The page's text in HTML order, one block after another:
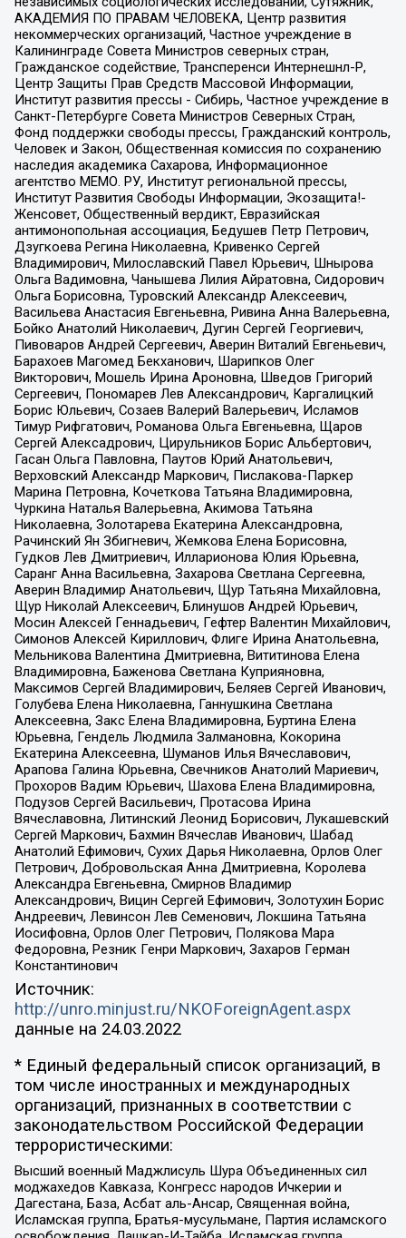
АКАДЕМИЯ ПО ПРАВАМ ЧЕЛОВЕКА, Центр развития
некоммерческих организаций, Частное учреждение в
Калининграде Совета Министров северных стран,
Гражданское содействие, Трансперенси Интернешнл-Р,
Центр Защиты Прав Средств Массовой Информации,
Институт развития прессы - Сибирь, Частное учреждение в
Санкт-Петербурге Совета Министров Северных Стран,
Фонд поддержки свободы прессы, Гражданский контроль,
Человек и Закон, Общественная комиссия по сохранению
наследия академика Сахарова, Информационное
агентство МЕМО. РУ, Институт региональной прессы,
Институт Развития Свободы Информации, Экозащита!-
Женсовет, Общественный вердикт, Евразийская
антимонопольная ассоциация, Бедушев Петр Петрович,
Дзугкоева Регина Николаевна, Кривенко Сергей
Владимирович, Милославский Павел Юрьевич, Шнырова
Ольга Вадимовна, Чанышева Лилия Айратовна, Сидорович
Ольга Борисовна, Туровский Александр Алексеевич,
Васильева Анастасия Евгеньевна, Ривина Анна Валерьевна,
Бойко Анатолий Николаевич, Дугин Сергей Георгиевич,
Пивоваров Андрей Сергеевич, Аверин Виталий Евгеньевич,
Барахоев Магомед Бекханович, Шарипков Олег
Викторович, Мошель Ирина Ароновна, Шведов Григорий
Сергеевич, Пономарев Лев Александрович, Каргалицкий
Борис Юльевич, Созаев Валерий Валерьевич, Исламов
Тимур Рифгатович, Романова Ольга Евгеньевна, Щаров
Сергей Алексадрович, Цирульников Борис Альбертович,
Гасан Ольга Павловна, Паутов Юрий Анатольевич,
Верховский Александр Маркович, Пислакова-Паркер
Марина Петровна, Кочеткова Татьяна Владимировна,
Чуркина Наталья Валерьевна, Акимова Татьяна
Николаевна, Золотарева Екатерина Александровна,
Рачинский Ян Збигневич, Жемкова Елена Борисовна,
Гудков Лев Дмитриевич, Илларионова Юлия Юрьевна,
Саранг Анна Васильевна, Захарова Светлана Сергеевна,
Аверин Владимир Анатольевич, Щур Татьяна Михайловна,
Щур Николай Алексеевич, Блинушов Андрей Юрьевич,
Мосин Алексей Геннадьевич, Гефтер Валентин Михайлович,
Симонов Алексей Кириллович, Флиге Ирина Анатольевна,
Мельникова Валентина Дмитриевна, Вититинова Елена
Владимировна, Баженова Светлана Куприяновна,
Максимов Сергей Владимирович, Беляев Сергей Иванович,
Голубева Елена Николаевна, Ганнушкина Светлана
Алексеевна, Закс Елена Владимировна, Буртина Елена
Юрьевна, Гендель Людмила Залмановна, Кокорина
Екатерина Алексеевна, Шуманов Илья Вячеславович,
Арапова Галина Юрьевна, Свечников Анатолий Мариевич,
Прохоров Вадим Юрьевич, Шахова Елена Владимировна,
Подузов Сергей Васильевич, Протасова Ирина
Вячеславовна, Литинский Леонид Борисович, Лукашевский
Сергей Маркович, Бахмин Вячеслав Иванович, Шабад
Анатолий Ефимович, Сухих Дарья Николаевна, Орлов Олег
Петрович, Добровольская Анна Дмитриевна, Королева
Александра Евгеньевна, Смирнов Владимир
Александрович, Вицин Сергей Ефимович, Золотухин Борис
Андреевич, Левинсон Лев Семенович, Локшина Татьяна
Иосифовна, Орлов Олег Петрович, Полякова Мара
Федоровна, Резник Генри Маркович, Захаров Герман
Константинович
Источник:
http://unro.minjust.ru/NKOForeignAgent.aspx
данные на 24.03.2022
* Единый федеральный список организаций, в
том числе иностранных и международных
организаций, признанных в соответствии с
законодательством Российской Федерации
террористическими:
Высший военный Маджлисуль Шура Объединенных сил
моджахедов Кавказа, Конгресс народов Ичкерии и
Дагестана, База, Асбат аль-Ансар, Священная война,
Исламская группа, Братья-мусульмане, Партия исламского